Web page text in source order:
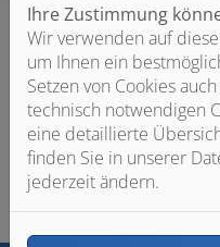
Bitte dasCookie-
Element
Ihre Zustimmung
Wir verwenden auf
um Ihnen ein
Setzen von Cookies
technisch notwendigen
eine detaillierte
finden Sie in unserer
jederzeit ändern.